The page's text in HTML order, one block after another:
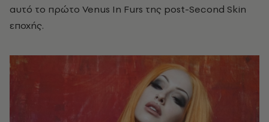
αυτό το πρώτο Venus In Furs της post-Second Skin
εποχής.